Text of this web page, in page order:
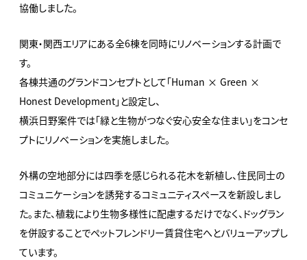
協働しました。
関東・関西エリアにある全6棟を同時にリノベーションする計画で
す。
各棟共通のグランドコンセプトとして「Human × Green ×
Honest Development」と設定し、
横浜日野案件では「緑と生物がつなぐ安心安全な住まい」をコンセ
プトにリノベーションを実施しました。
外構の空地部分には四季を感じられる花木を新植し、住民同士の
コミュニケーションを誘発するコミュニティスペースを新設しまし
た。 また、植栽により生物多様性に配慮するだけでなく、ドッグラン
を併設することでペットフレンドリー賃貸住宅へとバリューアップし
ています。